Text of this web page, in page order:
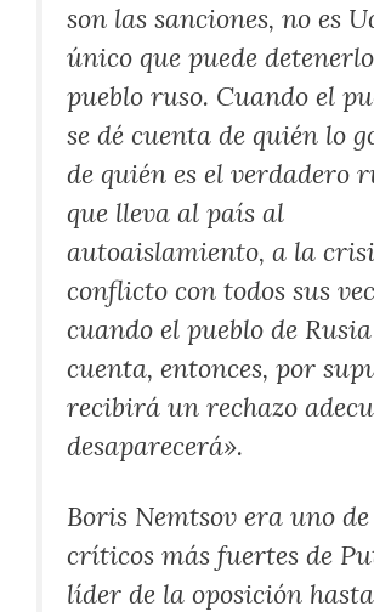
son las sanciones, no es
único que puede
pueblo ruso. Cuando el
se dé cuenta de quién lo
de quién es el verdadero
que lleva al país al
autoaislamiento, a la
conflicto con todos sus
cuando el pueblo de
cuenta, entonces, por
recibirá un rechazo
desaparecerá».
Boris Nemtsov era uno de
críticos más fuertes de
líder de la oposición